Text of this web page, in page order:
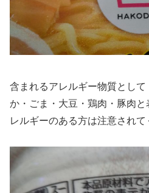
含まれるアレルギー物質とし
か・ごま・大豆・鶏肉・豚肉
レルギーのある方は注意されて